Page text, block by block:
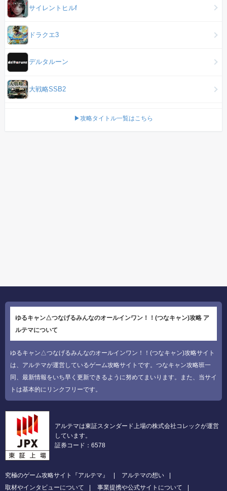
サイレントヒルf
ドラクエ3
デルタルーン
大戦略SSB2
▶攻略タイトル一覧はこちら
ゆるキャン△つなげるみんなのオールインワン！！(つなキャン)攻略 ア
ルテマについて
ゆるキャン△つなげるみんなのオールインワン！！(つなキャン)攻略サイト
は、アルテマが運営しているゲーム攻略サイトです。つなキャン攻略班一
同、最新情報をいち早く更新できるように努めてまいります。また、当サイ
トは基本的にリンクフリーです。
アルテマは東証スタンダード上場の株式会社コレックが運営
しています。
証券コード：6578
究極のゲーム攻略サイト『アルテマ』
アルテマの想い
取材やインタビューについて
事業提携や公式サイトについて